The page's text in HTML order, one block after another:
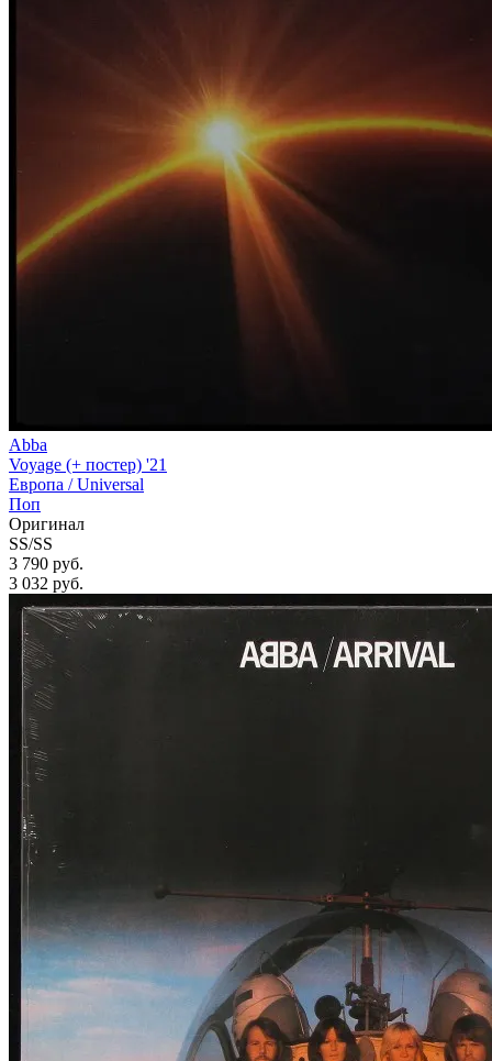
Abba
Voyage (+ постер) '21
Европа /Universal
Поп
Оригинал
SS/SS
3 790 руб.
3 032 руб.